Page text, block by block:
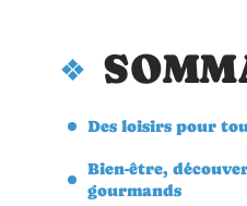
Des loisirs pour
Bien-être,
gourmands